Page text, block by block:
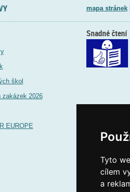
Tyto
cílem
a
mapa stránek|
škol
zakázek 2026
EUROPE
Snadné čtení